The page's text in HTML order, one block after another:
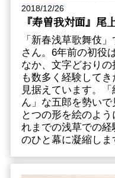
2018/12/26
『寿曽我対面』尾
「新春浅草歌舞伎
さん。6年前の初役
なか、文字どおり
も数多く経験して
見据えています。
ん」な五郎を勢い
とつの形を絵のよ
れまでの浅草での
のひと幕に凝縮しま